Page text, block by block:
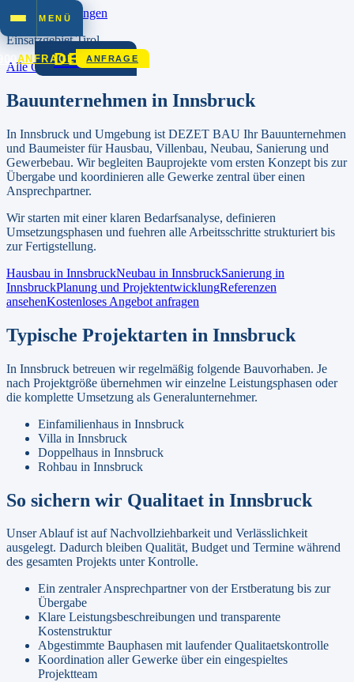
Zum Inhalt springen
MENÜ
DEZET
ANFRAGE ANFRAGE
EinsatzgebietTirol
Alle Orte inTirol
Bauunternehmen in Innsbruck
In Innsbruck und Umgebung ist DEZET BAU Ihr Bauunternehmen
und Baumeister für Hausbau, Villenbau, Neubau, Sanierung und
Gewerbebau. Wir begleiten Bauprojekte vom ersten Konzept bis zur
Übergabe und koordinieren alle Gewerke zentral über einen
Ansprechpartner.
Wir starten mit einer klaren Bedarfsanalyse, definieren
Umsetzungsphasen und fuehren alle Arbeitsschritte strukturiert bis
zur Fertigstellung.
Hausbau in InnsbruckNeubau in InnsbruckSanierung in
InnsbruckPlanung und ProjektentwicklungReferenzen
ansehenKostenloses Angebot anfragen
Typische Projektarten in Innsbruck
In Innsbruck betreuen wir regelmäßig folgende Bauvorhaben. Je
nach Projektgröße übernehmen wir einzelne Leistungsphasen oder
die komplette Umsetzung als Generalunternehmer.
Einfamilienhaus in Innsbruck
Villa in Innsbruck
Doppelhaus in Innsbruck
Rohbau in Innsbruck
So sichern wir Qualitaet in Innsbruck
Unser Ablauf ist auf Nachvollziehbarkeit und Verlässlichkeit
ausgelegt. Dadurch bleiben Qualität, Budget und Termine während
des gesamten Projekts unter Kontrolle.
Ein zentraler Ansprechpartner von der Erstberatung bis zur
Übergabe
Klare Leistungsbeschreibungen und transparente
Kostenstruktur
Abgestimmte Bauphasen mit laufender Qualitaetskontrolle
Koordination aller Gewerke über ein eingespieltes
Projektteam